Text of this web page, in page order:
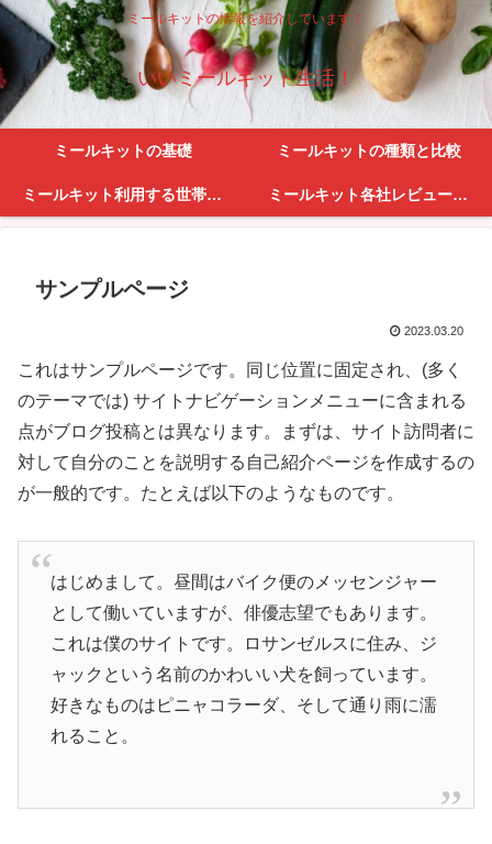
ミールキットの情報を紹介しています！
いいミールキット生活！
ミールキットの基礎 ミールキットの種類と比較
ミールキット利用する世帯・利便性 ミールキット各社レビューとサービス紹介
サンプルページ
2023.03.20
これはサンプルページです。同じ位置に固定され、(多く
のテーマでは) サイトナビゲーションメニューに含まれる
点がブログ投稿とは異なります。まずは、サイト訪問者に
対して自分のことを説明する自己紹介ページを作成するの
が一般的です。たとえば以下のようなものです。
はじめまして。昼間はバイク便のメッセンジャー
として働いていますが、俳優志望でもあります。
これは僕のサイトです。ロサンゼルスに住み、ジ
ャックという名前のかわいい犬を飼っています。
好きなものはピニャコラーダ、そして通り雨に濡
れること。